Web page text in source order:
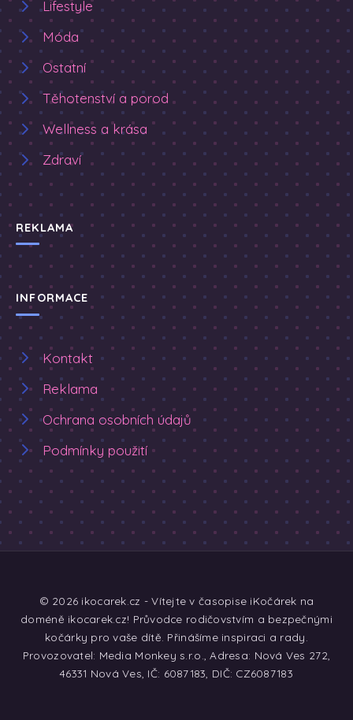
Lifestyle
Móda
Ostatní
Těhotenství a porod
Wellness a krása
Zdraví
REKLAMA
INFORMACE
Kontakt
Reklama
Ochrana osobních údajů
Podmínky použití
© 2026 ikocarek.cz - Vítejte v časopise iKočárek na
doméně ikocarek.cz! Průvodce rodičovstvím a bezpečnými
kočárky pro vaše dítě. Přinášíme inspiraci a rady.
Provozovatel: Media Monkey s.r.o., Adresa: Nová Ves 272,
46331 Nová Ves, IČ: 6087183, DIČ: CZ6087183